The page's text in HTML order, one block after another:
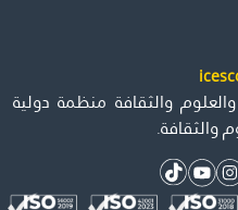
والثقافة منظمة دولية
والثقافة.